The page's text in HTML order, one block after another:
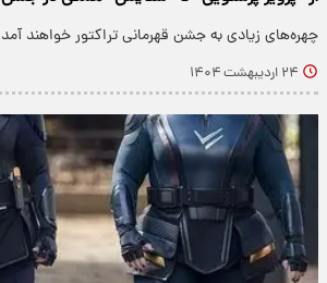
چهره‌های زیادی به جشن قهرمانی تراکتور خواهند
۲۴ اردیبهشت ۱۴۰۴